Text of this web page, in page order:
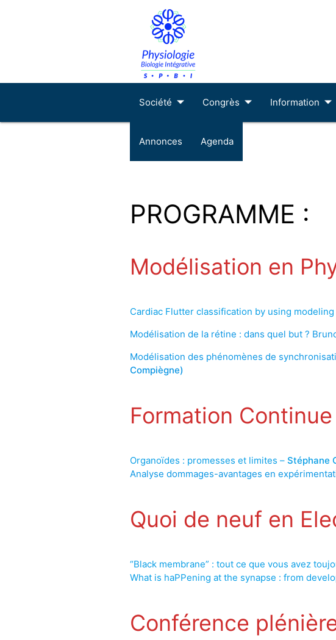
Société Congrès Information
Annonces Agenda
PROGRAMME :
Modélisation en
Cardiac Flutter classification by using
Modélisation de la rétine : dans quel but ?
Modélisation des phénomènes de
Compiègne)
Formation
Organoïdes : promesses et limites – Stéphane
Analyse dommages-avantages en
Quoi de neuf en
“Black membrane” : tout ce que vous avez
What is haPPening at the synapse : from
Conférence